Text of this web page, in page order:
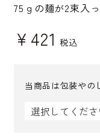
75ｇの麺が2束入
¥ 421 税込
当商品は包装やの